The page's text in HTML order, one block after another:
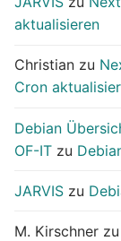
aktualisieren
Christian zu
Cron
Debian
OF-IT zu
JARVIS zu
M. Kirschner zu